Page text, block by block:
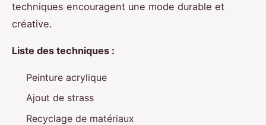
techniques encouragent une mode durable et
créative.
Liste des techniques :
Peinture acrylique
Ajout de strass
Recyclage de matériaux